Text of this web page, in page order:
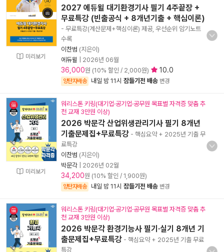
미리보기
2027 에듀윌 대기환경기사 필기 4주끝장 +
무료특강 (빈출공식 + 8개년기출 + 핵심이론)
- 무료특강(계산문제+핵심이론) 제공, 우선순위 암기노트
수록
이찬범 (지은이)
에듀윌
2026년 06월
36,000원 (10% 할인 / 2,000원) 10.0
양탄자배송 내일 밤 11시 잠들기전 배송 변경
미리보기
워리스톤 키링(대기업·공기업·공무원 목표별 자격증 맞춤 추
천 교재 3만원 이상)
2026 박문각 산업위생관리기사 필기 8개년
기출문제집+무료특강 - 핵심요약 + 2025년 기출 무
료특강
이찬범 (지은이)
박문각
2026년 02월
34,200원 (10% 할인 / 1,900원)
양탄자배송 내일 밤 11시 잠들기전 배송 변경
워리스톤 키링(대기업·공기업·공무원 목표별 자격증 맞춤 추
천 교재 3만원 이상)
2026 박문각 환경기능사 필기·실기 8개년 기
출문제집+무료특강 - 핵심요약 + 2025년 기출 무료
특강